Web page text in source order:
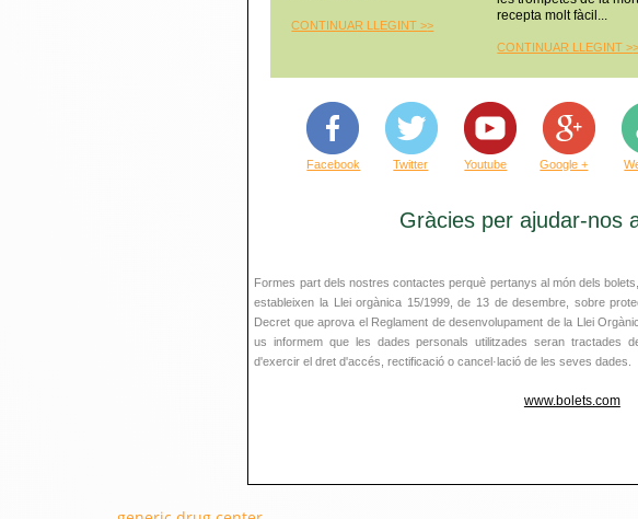
CONTINUAR LLEGINT >>
recepta molt fàcil...
CONTINUAR LLEGINT >>
Facebook Twitter Youtube Google +
Gràcies per ajudar-nos
Formes part dels nostres contactes perquè pertanys al món dels
estableixen la Llei orgànica 15/1999, de 13 de desembre, sobre
Decret que aprova el Reglament de desenvolupament de la Llei
us informem que les dades personals utilitzades seran tractades
d'exercir el dret d'accés, rectificació o cancel·lació de les seves dades.
www.bolets.com